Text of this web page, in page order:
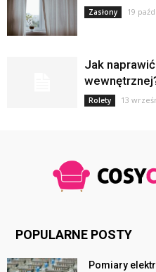
Zasłony 19
Jak
Rolety 13
POPULARNE POSTY
Pomiary